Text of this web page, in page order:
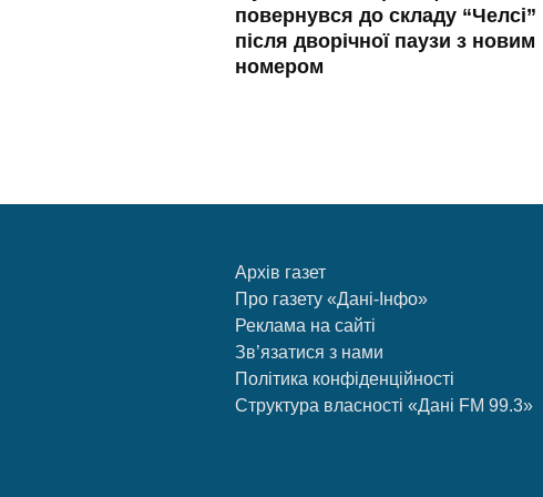
повернувся до складу “Челсі”
після дворічної паузи з новим
номером
Архів газет
Про газету «Дані-Інфо»
Реклама на сайті
Зв’язатися з нами
Політика конфіденційності
Структура власності «Дані FM 99.3»